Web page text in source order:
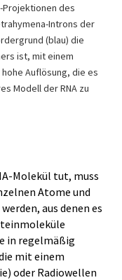
Projektionen des
Introns der
(blau) die
ist, mit einem
Auflösung, die es
Modell der RNA zu
Molekül tut, muss
Atome und
aus denen es
in regelmäßig
mit einem
oder Radiowellen